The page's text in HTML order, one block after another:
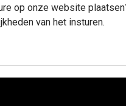
op onze website
van het insturen.